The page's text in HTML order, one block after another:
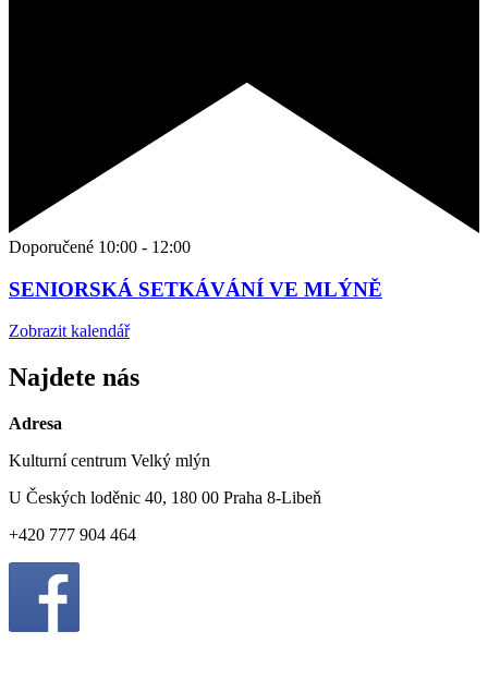
Doporučené 10:00 - 12:00
SENIORSKÁ SETKÁVÁNÍ VE MLÝNĚ
Zobrazit kalendář
Najdete nás
Adresa
Kulturní centrum Velký mlýn
U Českých loděnic 40, 180 00 Praha 8-Libeň
+420 777 904 464